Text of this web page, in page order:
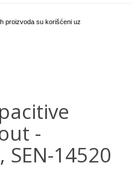
proizvoda su korišćeni uz
-
SEN-14520